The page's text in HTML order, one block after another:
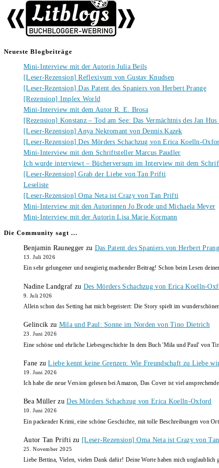
Neueste Blogbeiträge
Mini-Interview mit der Autorin Julia Beils
[Leser-Rezension] Reflexivum von Gustav Knudsen
[Leser-Rezension] Das Patent des Spaniers von Herbert Prange
[Rezension] Implex World
Mini-Interview mit dem Autor R. E. Brosa
[Rezension] Konstanz – Tod am See: Das Vermächtnis des Jan
[Leser-Rezension] Anya Nekromant von Dennis Kazek
[Leser-Rezension] Des Mörders Schachzug von Erica Koelln-
Mini-Interview mit dem Schriftsteller Marcus Paudler
Ich wurde interviewt – Bücherversum im Interview mit dem
[Leser-Rezension] Grab der Liebe von Tan Prifti
Leseliste
[Leser-Rezension] Oma Neta ist Crazy von Tan Prifti
Mini-Interview mit den Autorinnen Jo Brode und Michaela Meyer
Mini-Interview mit der Autorin Lisa Marie Kormann
Die Community sagt …
Benjamin Raunegger zu Das Patent des Spaniers von Herbert
13. Juli 2026
Ein sehr gelungener und neugierig machender Beitrag! Schon beim Lesen
Nadine Landgraf zu Des Mörders Schachzug von Erica Koelln-
9. Juli 2026
Allein schon das Setting hat mich begeistert: Die Story spielt im
Gelincik zu Mila und Paul: Sonne im Norden von Tino Dietrich
23. Juni 2026
Eine schöne und ehrliche Liebesgeschichte In dem Buch 'Mila und Paul' von
Fane zuLiebe kennt keine Grenzen: Wie Freundschaft zu Liebe
19. Juni 2026
Ich habe die neue Version gelesen bei Amazon, Das Cover ist viel
Bea Müller zuDes Mörders Schachzug von Erica Koelln-Oxford
10. Juni 2026
Ein packender Krimi, eine schöne Geschichte, mit tolle Beschreibungen von
Autor Tan Prifti zu [Leser-Rezension] Oma Neta ist Crazy von
25. November 2025
Liebe Bettina, Vielen, vielen Dank dafür! Deine Worte haben mich unglaublich